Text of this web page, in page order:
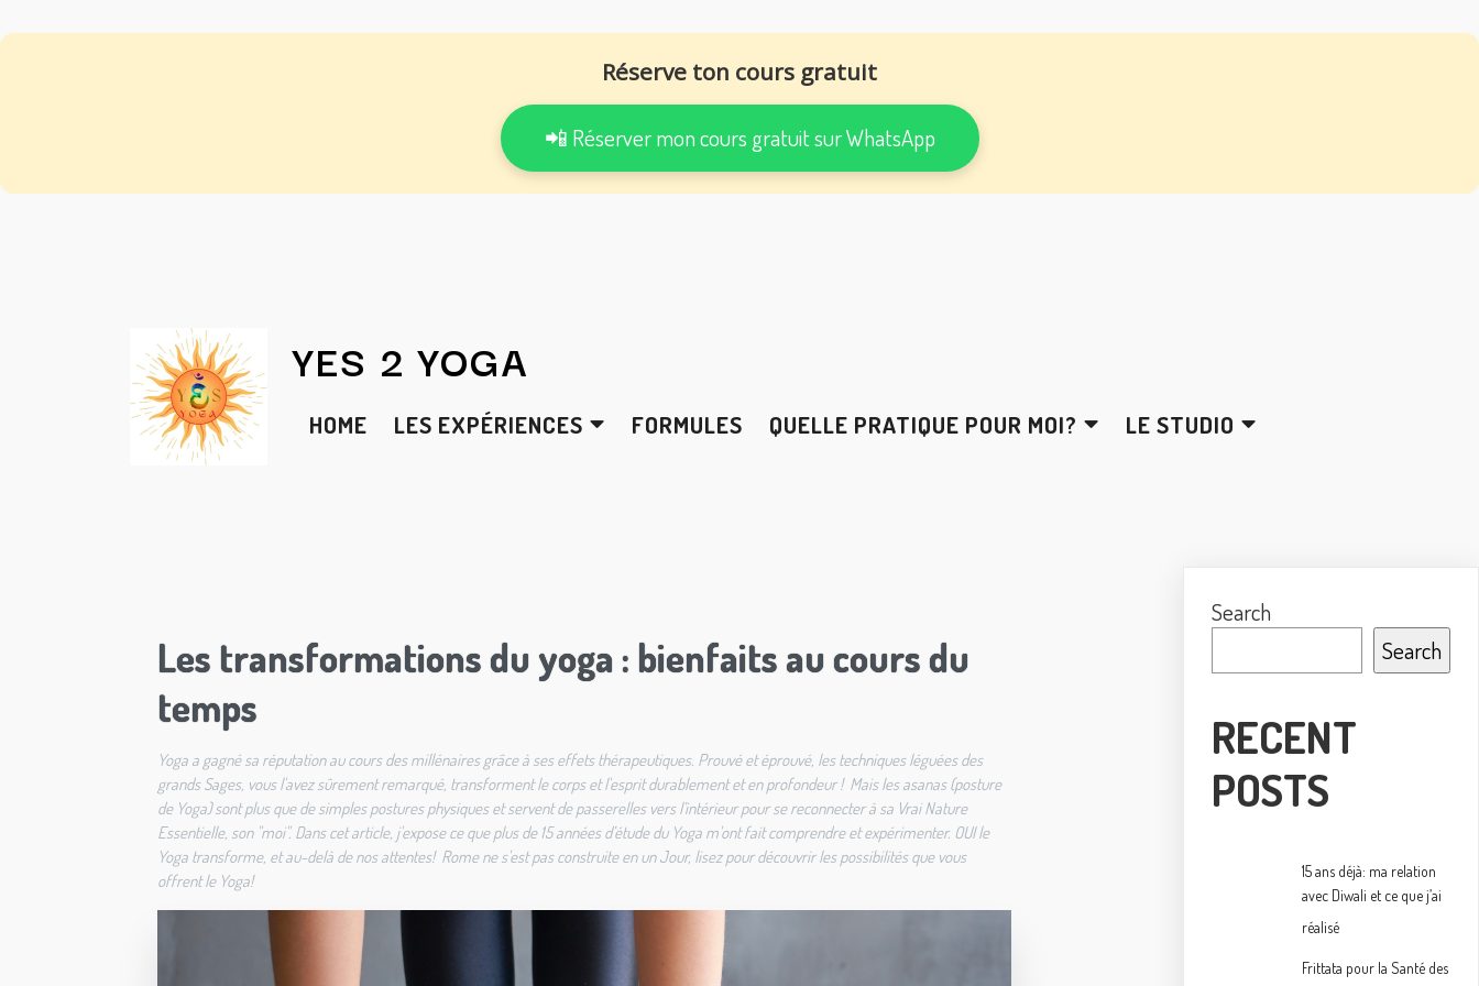
Réserve ton cours gratuit
📲 Réserver mon cours gratuit sur WhatsApp
YES 2 YOGA
HOME LES EXPÉRIENCES FORMULES QUELLE PRATIQUE POUR MOI? LE STUDIO
Les transformations du yoga : bienfaits au cours du
temps
Yoga a gagné sa réputation au cours des millénaires grâce à ses effets thérapeutiques. Prouvé et éprouvé, les techniques léguées des
grands Sages, vous l'avez sûrement remarqué, transforment le corps et l'esprit durablement et en profondeur ! Mais les asanas (posture
de Yoga) sont plus que de simples postures physiques et servent de passerelles vers l’intérieur pour se reconnecter à sa Vrai Nature
Essentielle, son "moi". Dans cet article, j'expose ce que plus de 15 années d’étude du Yoga m'ont fait comprendre et expérimenter. OUI le
Yoga transforme, et au-delà de nos attentes! Rome ne s'est pas construite en un Jour, lisez pour découvrir les possibilités que vous
offrent le Yoga!
Search
Search
RECENT
POSTS
15 ans déjà: ma relation
avec Diwali et ce que j’ai
réalisé
Frittata pour la Santé des